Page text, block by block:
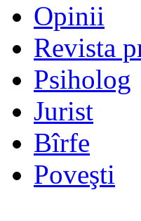
Opinii
Revista
Psiholog
Jurist
Bîrfe
Poveşti